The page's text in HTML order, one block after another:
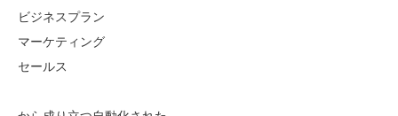
ビジネスプラン
マーケティング
セールス